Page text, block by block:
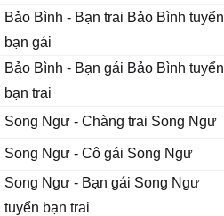
Bảo Bình - Bạn trai Bảo Bình tuyển
bạn gái
Bảo Bình - Bạn gái Bảo Bình tuyển
bạn trai
Song Ngư - Chàng trai Song Ngư
Song Ngư - Cô gái Song Ngư
Song Ngư - Bạn gái Song Ngư
tuyển bạn trai